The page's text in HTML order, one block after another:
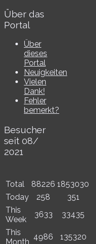
Über das
Portal
Über
dieses
Portal
Neuigkeiten
Vielen
Dank!
Fehler
bemerkt?
Besucher
seit 08/​
2021
Total 88226 1853030
Today
258
351
This
Week
3633
33435
This
Month
4986 135320